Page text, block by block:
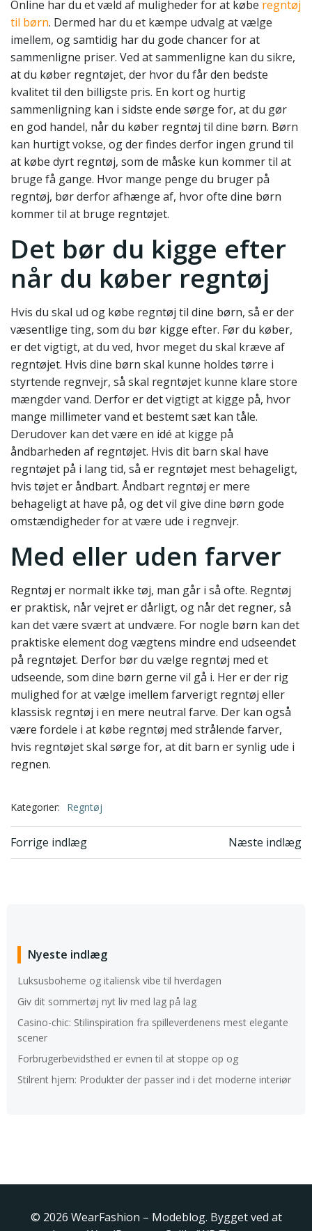
Online har du et væld af muligheder for at købe regntøj
til børn. Dermed har du et kæmpe udvalg at vælge
imellem, og samtidig har du gode chancer for at
sammenligne priser. Ved at sammenligne kan du sikre,
at du køber regntøjet, der hvor du får den bedste
kvalitet til den billigste pris. En kort og hurtig
sammenligning kan i sidste ende sørge for, at du gør
en god handel, når du køber regntøj til dine børn. Børn
kan hurtigt vokse, og der findes derfor ingen grund til
at købe dyrt regntøj, som de måske kun kommer til at
bruge få gange. Hvor mange penge du bruger på
regntøj, bør derfor afhænge af, hvor ofte dine børn
kommer til at bruge regntøjet.
Det bør du kigge efter
når du køber regntøj
Hvis du skal ud og købe regntøj til dine børn, så er der
væsentlige ting, som du bør kigge efter. Før du køber,
er det vigtigt, at du ved, hvor meget du skal kræve af
regntøjet. Hvis dine børn skal kunne holdes tørre i
styrtende regnvejr, så skal regntøjet kunne klare store
mængder vand. Derfor er det vigtigt at kigge på, hvor
mange millimeter vand et bestemt sæt kan tåle.
Derudover kan det være en idé at kigge på
åndbarheden af regntøjet. Hvis dit barn skal have
regntøjet på i lang tid, så er regntøjet mest behageligt,
hvis tøjet er åndbart. Åndbart regntøj er mere
behageligt at have på, og det vil give dine børn gode
omstændigheder for at være ude i regnvejr.
Med eller uden farver
Regntøj er normalt ikke tøj, man går i så ofte. Regntøj
er praktisk, når vejret er dårligt, og når det regner, så
kan det være svært at undvære. For nogle børn kan det
praktiske element dog vægtens mindre end udseendet
på regntøjet. Derfor bør du vælge regntøj med et
udseende, som dine børn gerne vil gå i. Her er der rig
mulighed for at vælge imellem farverigt regntøj eller
klassisk regntøj i en mere neutral farve. Der kan også
være fordele i at købe regntøj med strålende farver,
hvis regntøjet skal sørge for, at dit barn er synlig ude i
regnen.
Kategorier: Regntøj
Indlægsnavigation
Forrige indlæg Næste indlæg
Nyeste indlæg
Luksusboheme og italiensk vibe til hverdagen
Giv dit sommertøj nyt liv med lag på lag
Casino-chic: Stilinspiration fra spilleverdenens mest elegante
scener
Forbrugerbevidsthed er evnen til at stoppe op og
Stilrent hjem: Produkter der passer ind i det moderne interiør
© 2026 WearFashion – Modeblog. Bygget ved at